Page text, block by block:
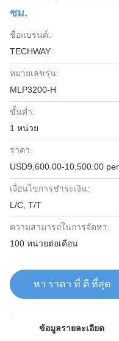
ซม.
ชื่อแบรนด์:
TECHWAY
หมายเลขรุ่น:
MLP3200-H
ขั้นต่ำ:
1 หน่วย
ราคา:
USD9,600.00-10,500.00
เงื่อนไขการชำระเงิน:
L/C, T/T
ความสามารถในการจัดหา:
100 หน่วยต่อเดือน
หา ราคา ที่ ดี ที่สุด
ข้อมูลรายละเอียด